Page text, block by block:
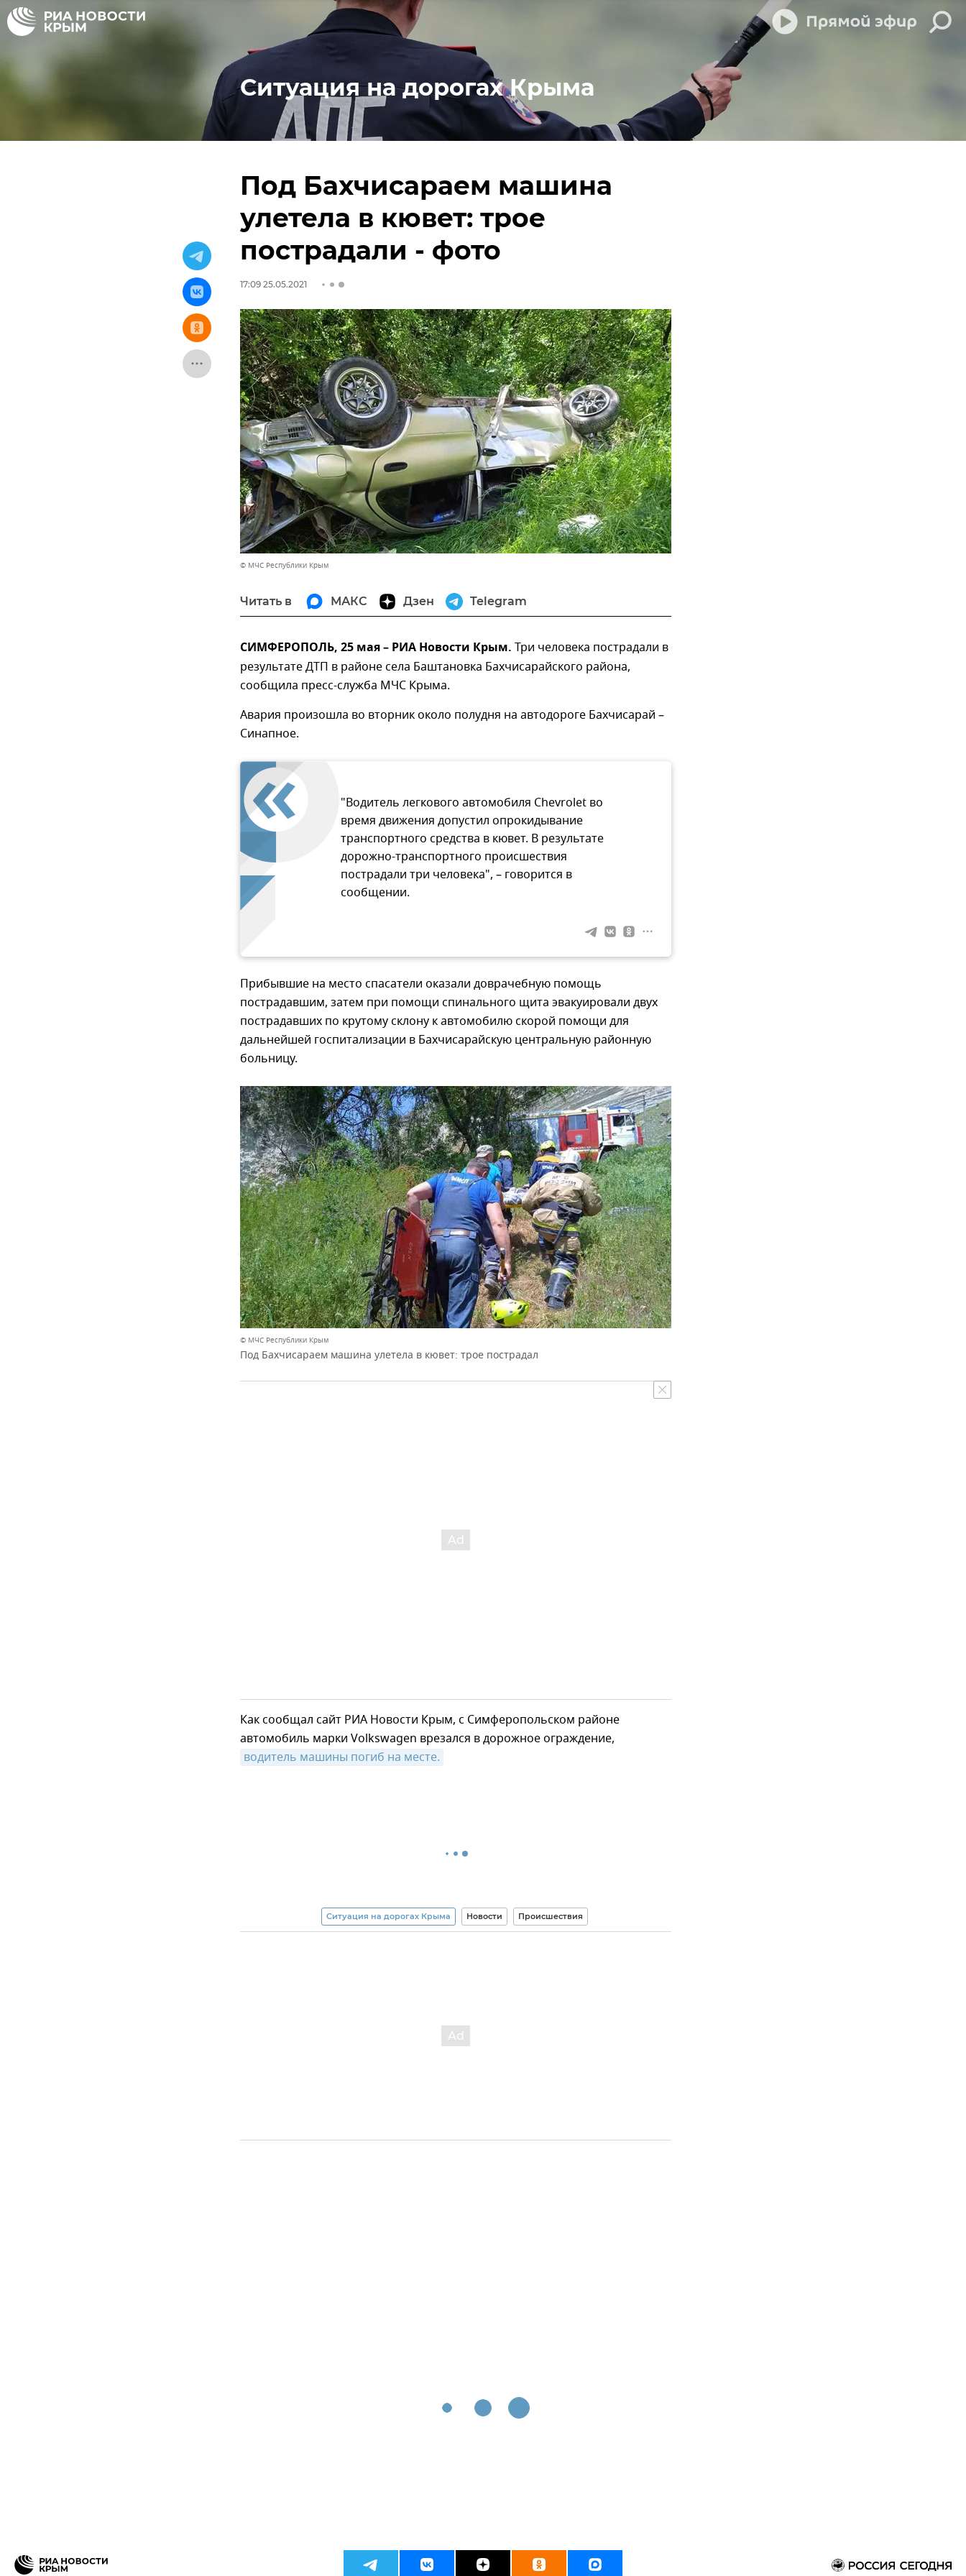
Ситуация на дорогах Крыма
Под Бахчисараем машина
улетела в кювет: трое
пострадали - фото
17:09 25.05.2021
© МЧС Республики Крым
Читать в МАКС Дзен Telegram
СИМФЕРОПОЛЬ, 25 мая – РИА Новости Крым. Три человека пострадали в
результате ДТП в районе села Баштановка Бахчисарайского района,
сообщила пресс-служба МЧС Крыма.
Авария произошла во вторник около полудня на автодороге Бахчисарай –
Синапное.
"Водитель легкового автомобиля Chevrolet во
время движения допустил опрокидывание
транспортного средства в кювет. В результате
дорожно-транспортного происшествия
пострадали три человека", – говорится в
сообщении.
Прибывшие на место спасатели оказали доврачебную помощь
пострадавшим, затем при помощи спинального щита эвакуировали двух
пострадавших по крутому склону к автомобилю скорой помощи для
дальнейшей госпитализации в Бахчисарайскую центральную районную
больницу.
© МЧС Республики Крым
Под Бахчисараем машина улетела в кювет: трое пострадал
Как сообщал сайт РИА Новости Крым, с Симферопольском районе
автомобиль марки Volkswagen врезался в дорожное ограждение,
водитель машины погиб на месте.
Ситуация на дорогах Крыма Новости Происшествия